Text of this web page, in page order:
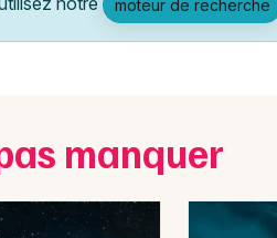
moteur de recherche
manquer